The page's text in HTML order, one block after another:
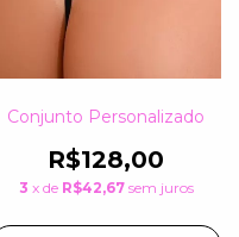
Conjunto Personalizado
R$128,00
3 x de R$42,67 sem juros